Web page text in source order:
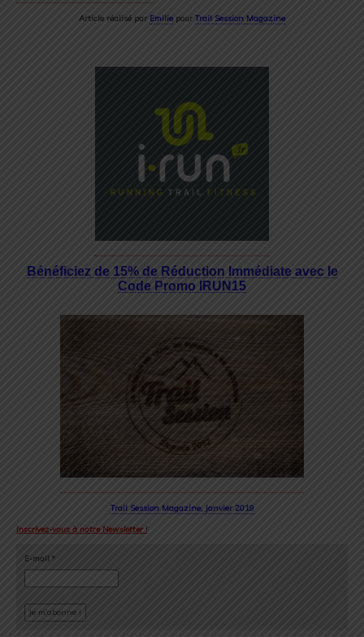
Article réalisé par Emilie pour Trail Session Magazine
Bénéficiez de 15% de Réduction Immédiate avec le
Code Promo IRUN15
Trail Session Magazine, Janvier 2019
Inscrivez-vous à notre Newsletter !
E-mail *